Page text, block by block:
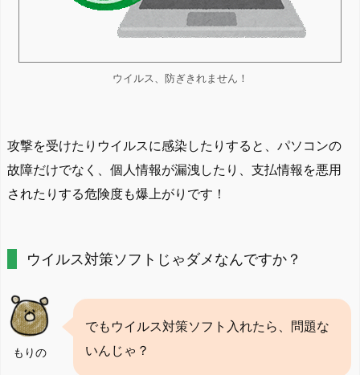
ウイルス、防ぎきれません！
攻撃を受けたりウイルスに感染したりすると、パソコンの
故障だけでなく、個人情報が漏洩したり、支払情報を悪用
されたりする危険度も爆上がりです！
ウイルス対策ソフトじゃダメなんですか？
もりの
でもウイルス対策ソフト入れたら、問題な
いんじゃ？